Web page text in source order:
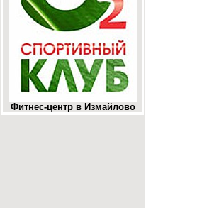
Фитнес-центр в Измайлово